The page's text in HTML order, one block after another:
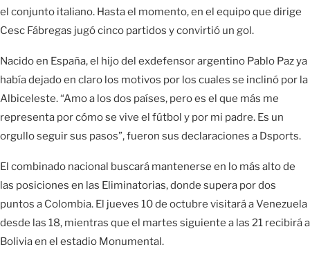
el conjunto italiano. Hasta el momento, en el equipo que dirige
Cesc Fábregas jugó cinco partidos y convirtió un gol.
Nacido en España, el hijo del exdefensor argentino Pablo Paz ya
había dejado en claro los motivos por los cuales se inclinó por la
Albiceleste. “Amo a los dos países, pero es el que más me
representa por cómo se vive el fútbol y por mi padre. Es un
orgullo seguir sus pasos”, fueron sus declaraciones a Dsports.
El combinado nacional buscará mantenerse en lo más alto de
las posiciones en las Eliminatorias, donde supera por dos
puntos a Colombia. El jueves 10 de octubre visitará a Venezuela
desde las 18, mientras que el martes siguiente a las 21 recibirá a
Bolivia en el estadio Monumental.